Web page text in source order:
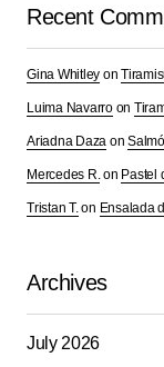
Recent
Gina Whitley on
Luima Navarroon
Ariadna Daza on
Mercedes R.on Pastel
Tristan T.on Ensalada
Archives
July 2026